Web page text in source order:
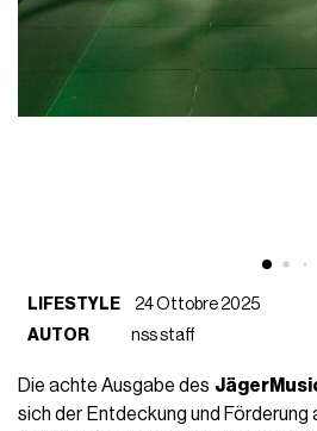
LIFESTYLE
24 Ottobre 2025
AUTOR
nss staff
Die achte Ausgabe des
sich der Entdeckung und